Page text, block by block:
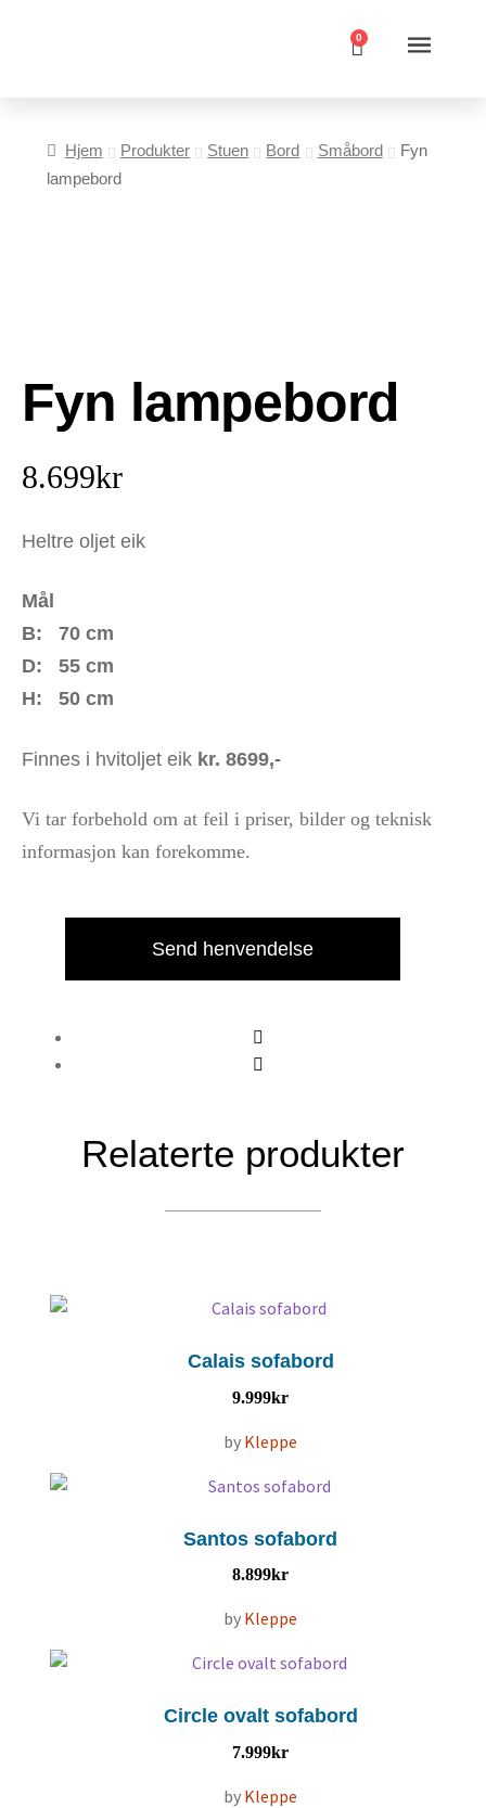
0
Hjem Produkter Stuen Bord Småbord
Fyn
lampebord
Fyn lampebord
8.699kr
Heltre oljet eik
Mål
B: 70 cm
D: 55 cm
H: 50 cm
Finnes i hvitoljet eik kr. 8699,-
Vi tar forbehold om at feil i priser, bilder og teknisk
informasjon kan forekomme.
Send henvendelse
Relaterte produkter
Calais sofabord
9.999kr
by Kleppe
Santos sofabord
8.899kr
by Kleppe
Circle ovalt sofabord
7.999kr
by Kleppe